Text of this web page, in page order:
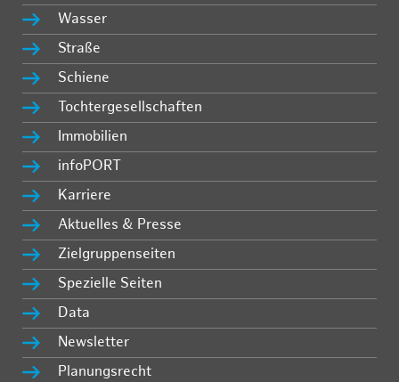
Wasser
Straße
Schiene
Tochtergesellschaften
Immobilien
infoPORT
Karriere
Aktuelles & Presse
Zielgruppenseiten
Spezielle Seiten
Data
Newsletter
Planungsrecht